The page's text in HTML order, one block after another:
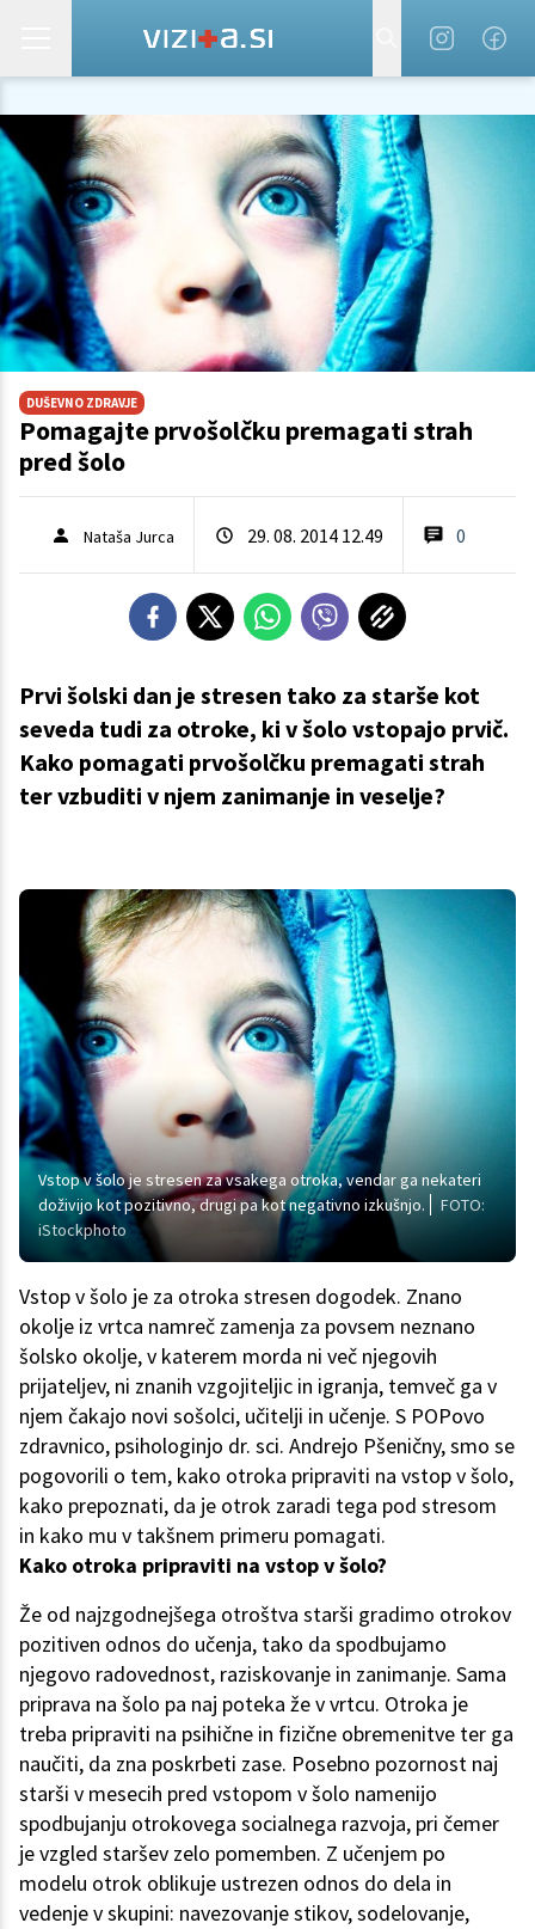
DUŠEVNO ZDRAVJE
Pomagajte prvošolčku premagati strah
pred šolo
Nataša Jurca 29. 08. 2014 12.49 0
Prvi šolski dan je stresen tako za starše kot
seveda tudi za otroke, ki v šolo vstopajo prvič.
Kako pomagati prvošolčku premagati strah
ter vzbuditi v njem zanimanje in veselje?
Vstop v šolo je stresen za vsakega otroka, vendar ga nekateri
doživijo kot pozitivno, drugi pa kot negativno izkušnjo.
FOTO:
iStockphoto
Vstop v šolo je za otroka stresen dogodek. Znano
okolje iz vrtca namreč zamenja za povsem neznano
šolsko okolje, v katerem morda ni več njegovih
prijateljev, ni znanih vzgojiteljic in igranja, temveč ga v
njem čakajo novi sošolci, učitelji in učenje. S POPovo
zdravnico, psihologinjo dr. sci. Andrejo Pšeničny, smo se
pogovorili o tem, kako otroka pripraviti na vstop v šolo,
kako prepoznati, da je otrok zaradi tega pod stresom
in kako mu v takšnem primeru pomagati.
Kako otroka pripraviti na vstop v šolo?
Že od najzgodnejšega otroštva starši gradimo otrokov
pozitiven odnos do učenja, tako da spodbujamo
njegovo radovednost, raziskovanje in zanimanje. Sama
priprava na šolo pa naj poteka že v vrtcu. Otroka je
treba pripraviti na psihične in fizične obremenitve ter ga
naučiti, da zna poskrbeti zase. Posebno pozornost naj
starši v mesecih pred vstopom v šolo namenijo
spodbujanju otrokovega socialnega razvoja, pri čemer
je vzgled staršev zelo pomemben. Z učenjem po
modelu otrok oblikuje ustrezen odnos do dela in
vedenje v skupini: navezovanje stikov, sodelovanje,